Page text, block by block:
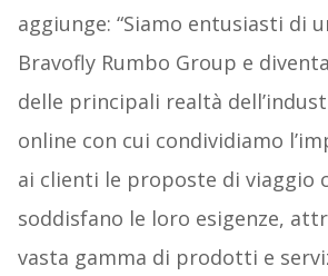
aggiunge: “Siamo entusiasti di
Bravofly Rumbo Group e
delle principali realtà
online con cui condividiamo
ai clienti le proposte di viaggio
soddisfano le loro esigenze,
vasta gamma di prodotti e